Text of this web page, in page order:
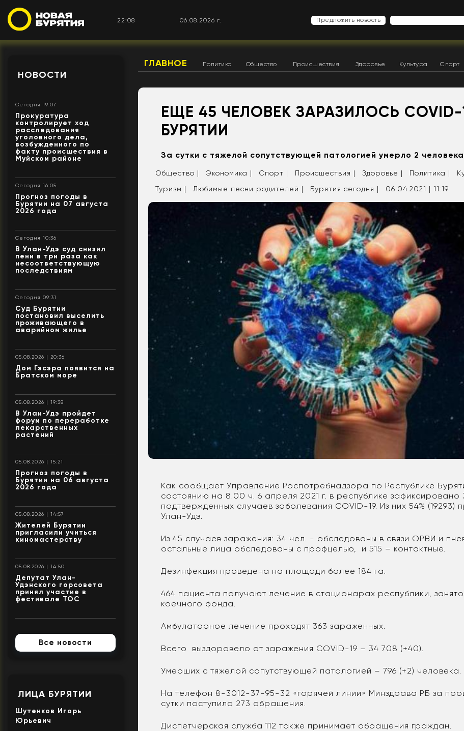
22:08 06.08.2026 г. Предложить новость
НОВОСТИ
Сегодня 19:07
Прокуратура
контролирует ход
расследования
уголовного дела,
возбужденного по
факту происшествия в
Муйском районе
Сегодня 16:05
Прогноз погоды в
Бурятии на 07 августа
2026 года
Сегодня 10:36
В Улан-Удэ суд снизил
пени в три раза как
несоответствующую
последствиям
Сегодня 09:31
Суд Бурятии
постановил выселить
проживающего в
аварийном жилье
05.08.2026 | 20:36
Дом Гэсэра появится на
Братском море
05.08.2026 | 19:38
В Улан-Удэ пройдет
форум по переработке
лекарственных
растений
05.08.2026 | 15:21
Прогноз погоды в
Бурятии на 06 августа
2026 года
05.08.2026 | 14:57
Жителей Бурятии
пригласили учиться
киномастерству
05.08.2026 | 14:50
Депутат Улан-
Удэнского горсовета
принял участие в
фестивале ТОС
Все новости
ЛИЦА БУРЯТИИ
Шутенков Игорь
Юрьевич
ГЛАВНОЕ Политика Общество Происшествия Здоровье Культура Спорт
ЕЩЕ 45 ЧЕЛОВЕК ЗАРАЗИЛОСЬ COVID-
БУРЯТИИ
За сутки с тяжелой сопутствующей патологией умерло 2 человека
Общество | Экономика | Спорт | Происшествия | Здоровье | Политика |
Туризм |
Любимые песни родителей | Бурятия сегодня | 06.04.2021 | 11:19
Как сообщает Управление Роспотребнадзора по Республике
состоянию на 8.00 ч. 6 апреля 2021 г. в республике зафиксировано
подтвержденных случаев заболевания COVID-19. Из них 54% (19293)
Улан-Удэ.
Из 45 случаев заражения: 34 чел. - обследованы в связи ОРВИ и
остальные лица обследованы с профцелью, и 515 – контактные.
Дезинфекция проведена на площади более 184 га.
464 пациента получают лечение в стационарах республики, занято
коечного фонда.
Амбулаторное лечение проходят 363 зараженных.
Всего выздоровело от заражения COVID-19 – 34 708 (+40).
Умерших с тяжелой сопутствующей патологией – 796 (+2) человека.
На телефон 8-3012-37-95-32 «горячей линии» Минздрава РБ за
сутки поступило 273 обращения.
Диспетчерская служба 112 также принимает обращения граждан.